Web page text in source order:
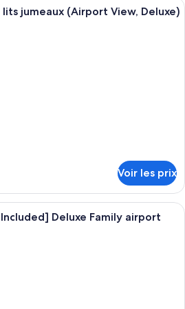
jumeaux (Airport View, Deluxe)
Voir les prix
Une chambre d’hôtel moderne
Deluxe Family airport